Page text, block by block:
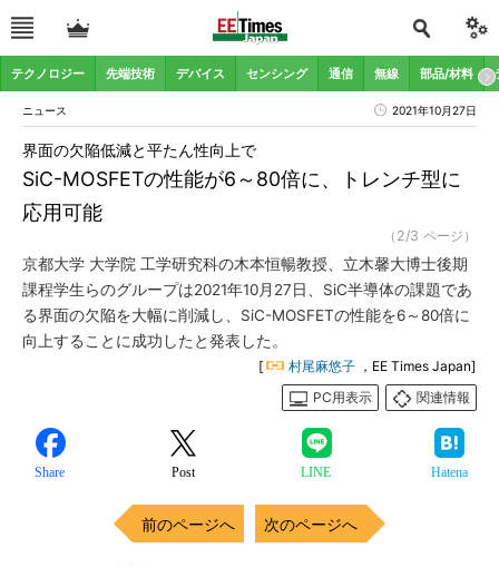
テクノロジー 先端技術 デバイス センシング 通信 無線 部品/材料
ニュース 2021年10月27日
SiC-MOSFETの性能が6～80倍に、トレンチ型に
応用可能
界面の欠陥低減と平たん性向上で
（2/3 ページ）
京都大学 大学院 工学研究科の木本恒暢教授、立木馨大博士後期
課程学生らのグループは2021年10月27日、SiC半導体の課題であ
る界面の欠陥を大幅に削減し、SiC-MOSFETの性能を6～80倍に
向上することに成功したと発表した。
[ 村尾麻悠子 ，EE Times Japan]
PC用表示
関連情報
Share Post LINE Hatena
前のページへ 次のページへ